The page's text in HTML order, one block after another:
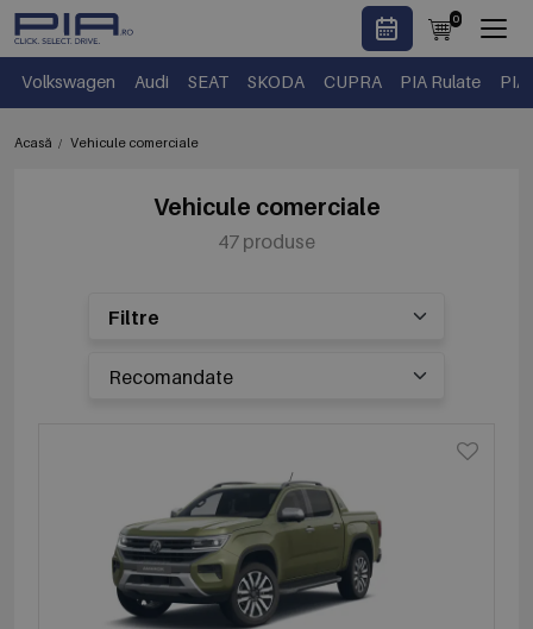
0
Volkswagen Audi SEAT SKODA CUPRA PIA Rulate PIA
Acasă Vehicule comerciale
Vehicule comerciale
47 produse
Filtre